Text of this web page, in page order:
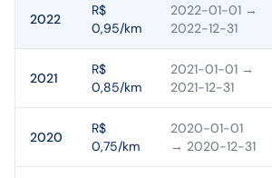
2022
R$
0,95/km
2022-01-01 →
2022-12-31
2021
R$
0,85/km
2021-01-01 →
2021-12-31
2020
R$
0,75/km
2020-01-01
→ 2020-12-31